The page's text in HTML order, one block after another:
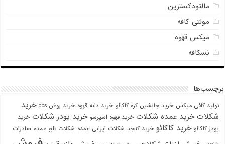
مالتودکسترین
مولتی کافه
میکس قهوه
نسکافه
برچسب‌ها
تولید کافی میکس خرید جانشین کره کاکائو خرید دانه قهوه خرید روغن cbs
خرید
شکلات خرید عمده شکلات خرید قهوه اسپرسو خرید پودر شکلات خرید
پودر کاکائو خرید کاکائو خرید کنجد شکلات ایرانی عمده شکلات تلخ عمده صادرات